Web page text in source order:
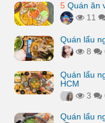
5 Quán ăn
11
Quán lẩu
8
Quán lẩu
HCM
3
Quán lẩu